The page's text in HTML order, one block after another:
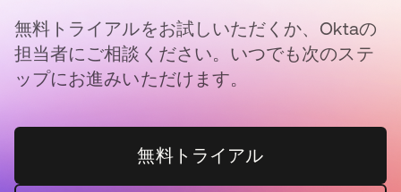
無料トライアルをお試しいただくか、Oktaの
担当者にご相談ください。いつでも次のステ
ップにお進みいただけます。
無料トライアル